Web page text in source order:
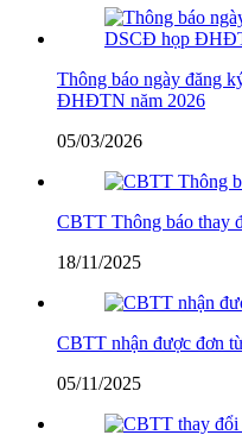
Thông báo ngày đăng
ĐHĐTN năm 2026
05/03/2026
CBTT Thông báo thay
18/11/2025
CBTT nhận được đơn
05/11/2025